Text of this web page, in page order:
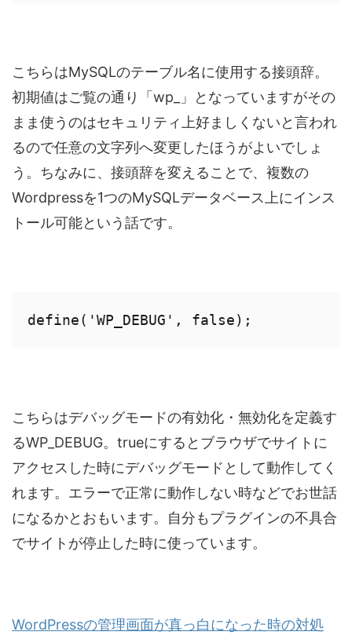
こちらはMySQLのテーブル名に使用する接頭辞。
初期値はご覧の通り「wp_」となっていますがその
まま使うのはセキュリティ上好ましくないと言われ
るので任意の文字列へ変更したほうがよいでしょ
う。ちなみに、接頭辞を変えることで、複数の
Wordpressを1つのMySQLデータベース上にインス
トール可能という話です。
define('WP_DEBUG', false);
こちらはデバッグモードの有効化・無効化を定義す
るWP_DEBUG。trueにするとブラウザでサイトに
アクセスした時にデバッグモードとして動作してく
れます。エラーで正常に動作しない時などでお世話
になるかとおもいます。自分もプラグインの不具合
でサイトが停止した時に使っています。
WordPressの管理画面が真っ白になった時の対処